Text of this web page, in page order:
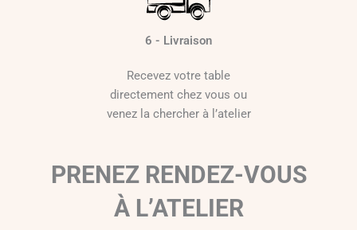
6 - Livraison
Recevez votre table
directement chez vous ou
venez la chercher à l’atelier
PRENEZ RENDEZ-VOUS
À L’ATELIER